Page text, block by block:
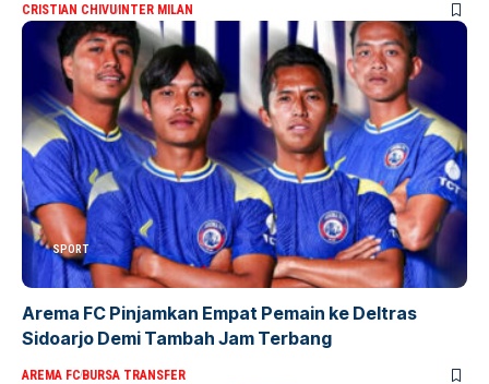
CRISTIAN CHIVUINTER MILAN
SPORT
Arema FC Pinjamkan Empat Pemain ke Deltras
Sidoarjo Demi Tambah Jam Terbang
AREMA FCBURSA TRANSFER